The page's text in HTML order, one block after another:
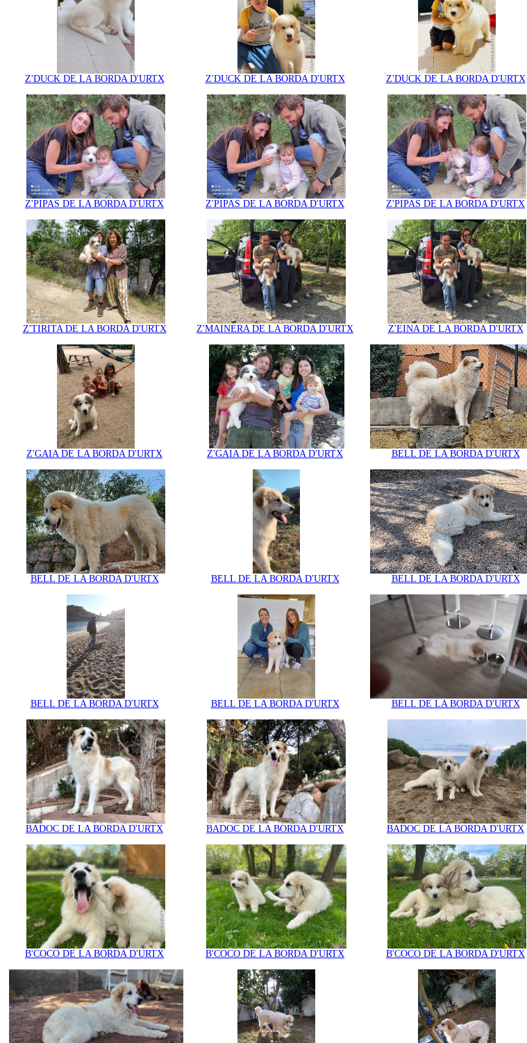
Z'DUCK DE LA BORDA D'URTX Z'DUCK DE LA BORDA D'URTX Z'DUCK DE LA BORDA D'URTX
Z'PIPAS DE LA BORDA D'URTX Z'PIPAS DE LA BORDA D'URTX Z'PIPAS DE LA BORDA D'URTX
Z'TIRITA DE LA BORDA D'URTX Z'MAINERA DE LA BORDA D'URTX Z'EINA DE LA BORDA D'URTX
Z'GAIA DE LA BORDA D'URTX Z'GAIA DE LA BORDA D'URTX BELL DE LA BORDA D'URTX
BELL DE LA BORDA D'URTX BELL DE LA BORDA D'URTX BELL DE LA BORDA D'URTX
BELL DE LA BORDA D'URTX BELL DE LA BORDA D'URTX BELL DE LA BORDA D'URTX
BADOC DE LA BORDA D'URTX BADOC DE LA BORDA D'URTX BADOC DE LA BORDA D'URTX
B'COCO DE LA BORDA D'URTX B'COCO DE LA BORDA D'URTX B'COCO DE LA BORDA D'URTX